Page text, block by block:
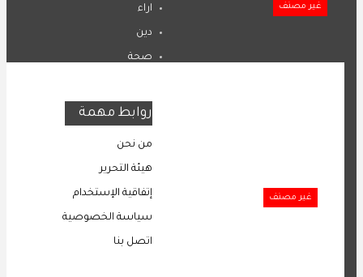
غير مصنف
غير مصنف
اراء
دين
صحة
روابط مهمة
من نحن
هيئة التحرير
إتفاقية الإستخدام
سياسة الخصوصية
اتصل بنا